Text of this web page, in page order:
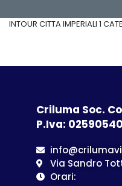
INTOUR CITTA IMPERIALI 1
Criluma Soc.
P.Iva:
Via Sandro
Orari: